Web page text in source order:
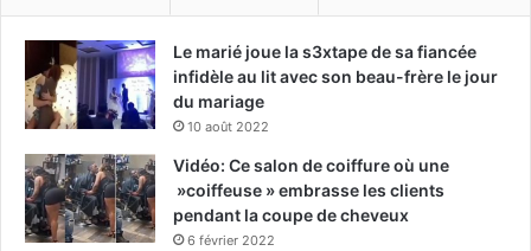
Le marié joue la s3xtape de sa fiancée
infidèle au lit avec son beau-frère le jour
du mariage
10 août 2022
Vidéo: Ce salon de coiffure où une
»coiffeuse » embrasse les clients
pendant la coupe de cheveux
6 février 2022